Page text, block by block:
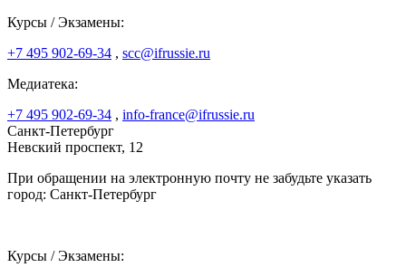
Курсы / Экзамены:
+7 495 902-69-34 , scc@ifrussie.ru
Медиатека:
+7 495 902-69-34 , info-france@ifrussie.ru
Санкт-Петербург
Невский проспект, 12
При обращении на электронную почту не забудьте указать
город: Санкт-Петербург
Курсы / Экзамены: